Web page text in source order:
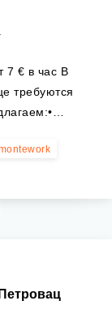
7 € в час В
требуются